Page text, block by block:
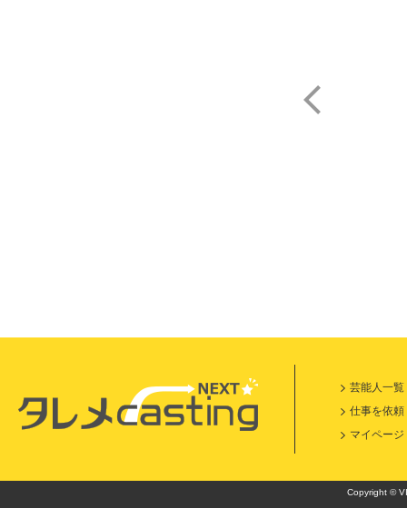
芸能人一覧
仕事を依頼
マイページ
Copyright ©